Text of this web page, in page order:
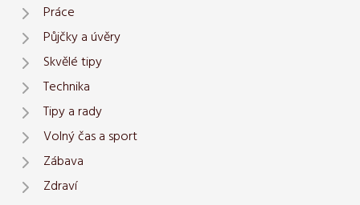
Práce
Půjčky a úvěry
Skvělé tipy
Technika
Tipy a rady
Volný čas a sport
Zábava
Zdraví